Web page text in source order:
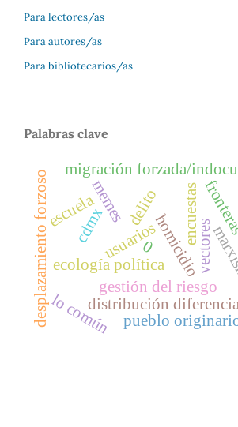
Para lectores/as
Para autores/as
Para bibliotecarios/as
Palabras clave
homicidio
gestión del riesgo
usuarios encuestas
memes
distribución
cdmx delito
migración forzada/
ecología política
pueblo
vectores
escuela
lo común
desplazamiento forzoso fronteras
0